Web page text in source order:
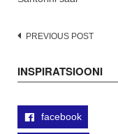
Post
PREVIOUS POST
INSPIRATSIOONI
facebook